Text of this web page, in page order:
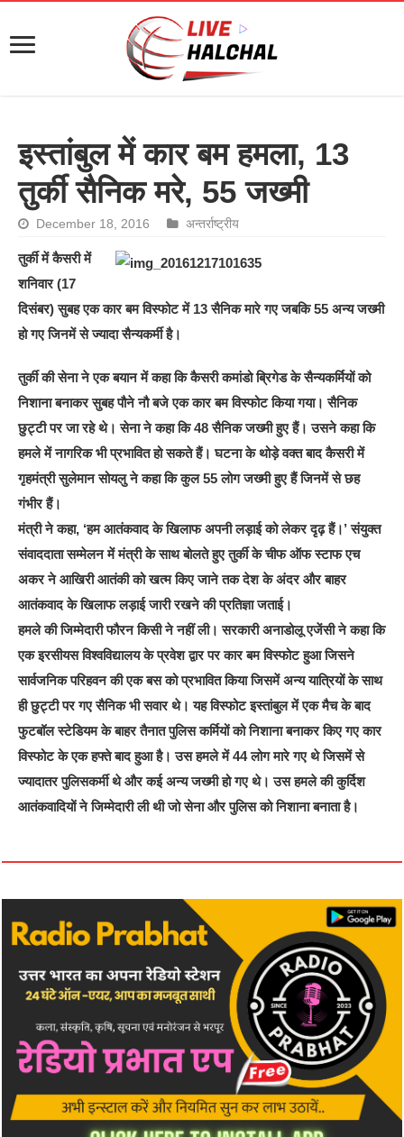
इस्तांबुल में कार बम हमला, 13
तुर्की सैनिक मरे, 55 जख्मी
December 18, 2016 अन्तर्राष्ट्रीय
तुर्की में कैसरी में
शनिवार (17
दिसंबर) सुबह एक कार बम विस्फोट में 13 सैनिक मारे गए जबकि 55 अन्य जख्मी
हो गए जिनमें से ज्यादा सैन्यकर्मी है।
तुर्की की सेना ने एक बयान में कहा कि कैसरी कमांडो ब्रिगेड के सैन्यकर्मियों को
निशाना बनाकर सुबह पौने नौ बजे एक कार बम विस्फोट किया गया। सैनिक
छुट्टी पर जा रहे थे। सेना ने कहा कि 48 सैनिक जख्मी हुए हैं। उसने कहा कि
हमले में नागरिक भी प्रभावित हो सकते हैं। घटना के थोड़े वक्त बाद कैसरी में
गृहमंत्री सुलेमान सोयलु ने कहा कि कुल 55 लोग जख्मी हुए हैं जिनमें से छह
गंभीर हैं।
मंत्री ने कहा, ‘हम आतंकवाद के खिलाफ अपनी लड़ाई को लेकर दृढ़ हैं।’ संयुक्त
संवाददाता सम्मेलन में मंत्री के साथ बोलते हुए तुर्की के चीफ ऑफ स्टाफ एच
अकर ने आखिरी आतंकी को खत्म किए जाने तक देश के अंदर और बाहर
आतंकवाद के खिलाफ लड़ाई जारी रखने की प्रतिज्ञा जताई।
हमले की जिम्मेदारी फौरन किसी ने नहीं ली। सरकारी अनाडोलू एजेंसी ने कहा कि
एक इरसीयस विश्वविद्यालय के प्रवेश द्वार पर कार बम विस्फोट हुआ जिसने
सार्वजनिक परिहवन की एक बस को प्रभावित किया जिसमें अन्य यात्रियों के साथ
ही छुट्टी पर गए सैनिक भी सवार थे। यह विस्फोट इस्तांबुल में एक मैच के बाद
फुटबॉल स्टेडियम के बाहर तैनात पुलिस कर्मियों को निशाना बनाकर किए गए कार
विस्फोट के एक हफ्ते बाद हुआ है। उस हमले में 44 लोग मारे गए थे जिसमें से
ज्यादातर पुलिसकर्मी थे और कई अन्य जख्मी हो गए थे। उस हमले की कुर्दिश
आतंकवादियों ने जिम्मेदारी ली थी जो सेना और पुलिस को निशाना बनाता है।